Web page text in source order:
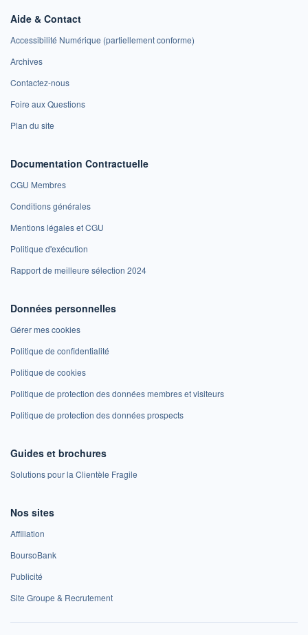
Aide & Contact
Accessibilité Numérique (partiellement conforme)
Archives
Contactez-nous
Foire aux Questions
Plan du site
Documentation Contractuelle
CGU Membres
Conditions générales
Mentions légales et CGU
Politique d'exécution
Rapport de meilleure sélection 2024
Données personnelles
Gérer mes cookies
Politique de confidentialité
Politique de cookies
Politique de protection des données membres et visiteurs
Politique de protection des données prospects
Guides et brochures
Solutions pour la Clientèle Fragile
Nos sites
Affiliation
BoursoBank
Publicité
Site Groupe & Recrutement